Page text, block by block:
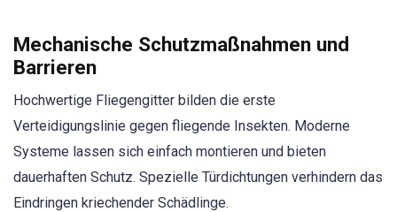
Mechanische Schutzmaßnahmen und
Barrieren
Hochwertige Fliegengitter bilden die erste
Verteidigungslinie gegen fliegende Insekten. Moderne
Systeme lassen sich einfach montieren und bieten
dauerhaften Schutz. Spezielle Türdichtungen verhindern das
Eindringen kriechender Schädlinge.